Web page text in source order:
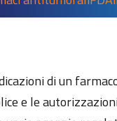
di un
e le